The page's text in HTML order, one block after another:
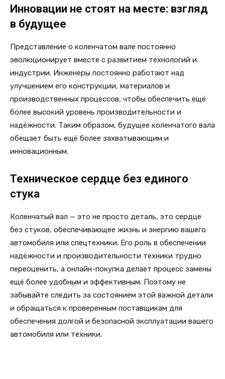
Инновации не стоят на месте: взгляд
в будущее
Представление о коленчатом вале постоянно
эволюционирует вместе с развитием технологий и
индустрии. Инженеры постоянно работают над
улучшением его конструкции, материалов и
производственных процессов, чтобы обеспечить ещё
более высокий уровень производительности и
надёжности. Таким образом, будущее коленчатого вала
обещает быть ещё более захватывающим и
инновационным.
Техническое сердце без единого
стука
Коленчатый вал — это не просто деталь, это сердце
без стуков, обеспечивающее жизнь и энергию вашего
автомобиля или спецтехники. Его роль в обеспечении
надёжности и производительности техники трудно
переоценить, а онлайн-покупка делает процесс замены
ещё более удобным и эффективным. Поэтому не
забывайте следить за состоянием этой важной детали
и обращаться к проверенным поставщикам для
обеспечения долгой и безопасной эксплуатации вашего
автомобиля или техники.